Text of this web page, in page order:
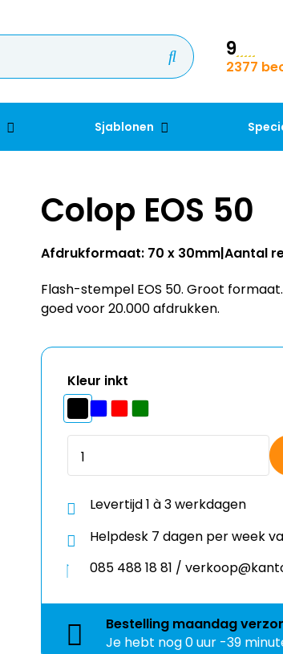
9
2377
Sjablonen
Colop EOS 50
Afdrukformaat: 70 x 30mm Aantal
Flash-stempel EOS 50. Groot
goed voor 20.000 afdrukken.
Kleur inkt
Levertijd 1 à 3 werkdagen
Helpdesk 7 dagen per week
085 488 18 81 /
Bestelling maandag
Je hebt nog0 uur -39